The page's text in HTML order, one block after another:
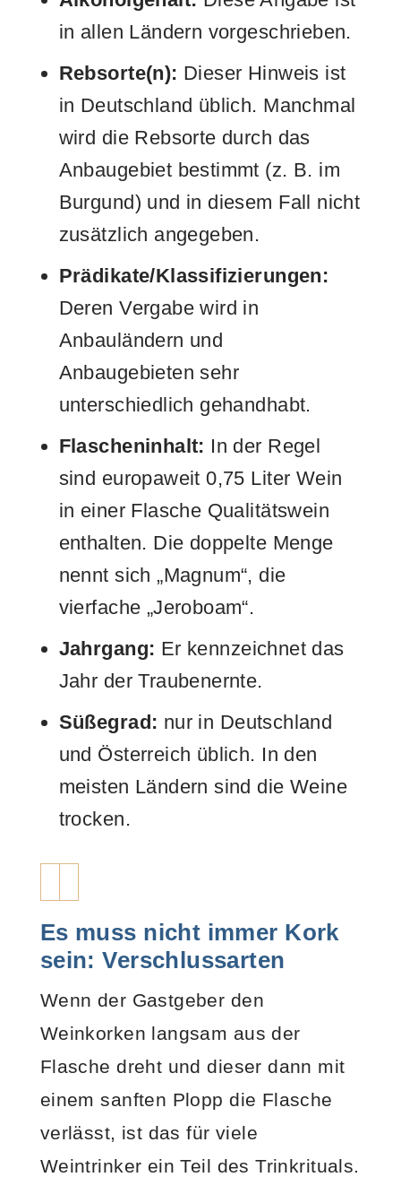
in allen Ländern vorgeschrieben.
Rebsorte(n): Dieser Hinweis ist
in Deutschland üblich. Manchmal
wird die Rebsorte durch das
Anbaugebiet bestimmt (z. B. im
Burgund) und in diesem Fall nicht
zusätzlich angegeben.
Prädikate/Klassifizierungen:
Deren Vergabe wird in
Anbauländern und
Anbaugebieten sehr
unterschiedlich gehandhabt.
Flascheninhalt: In der Regel
sind europaweit 0,75 Liter Wein
in einer Flasche Qualitätswein
enthalten. Die doppelte Menge
nennt sich „Magnum“, die
vierfache „Jeroboam“.
Jahrgang: Er kennzeichnet das
Jahr der Traubenernte.
Süßegrad: nur in Deutschland
und Österreich üblich. In den
meisten Ländern sind die Weine
trocken.
Es muss nicht immer Kork
sein: Verschlussarten
Wenn der Gastgeber den
Weinkorken langsam aus der
Flasche dreht und dieser dann mit
einem sanften Plopp die Flasche
verlässt, ist das für viele
Weintrinker ein Teil des Trinkrituals.